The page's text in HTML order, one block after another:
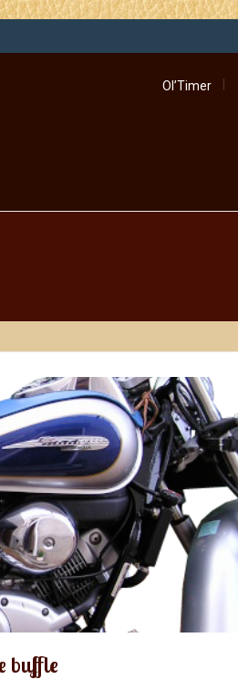
Ol’Timer
buffle